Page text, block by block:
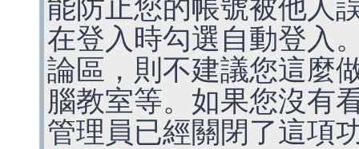
能防止您的帳號被他人
在登入時勾選自動登入
論區，則不建議您這麼
腦教室等。如果您沒有
管理員已經關閉了這項